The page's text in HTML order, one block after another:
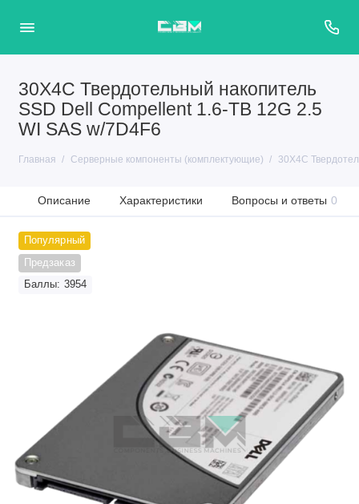
30X4C Твердотельный накопитель
SSD Dell Compellent 1.6-TB 12G 2.5
WI SAS w/7D4F6
Главная Серверные компоненты (комплектующие) 30X4C
Описание Характеристики Вопросы и ответы 0
Популярный
Предзаказ
Баллы: 3954